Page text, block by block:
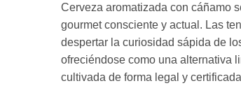
Cerveza aromatizada con cáñamo
gourmet consciente y actual. Las
despertar la curiosidad sápida de
ofreciéndose como una alternativa
cultivada de forma legal y